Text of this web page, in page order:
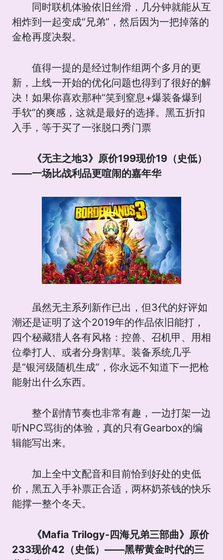
同时联机体验依旧丝滑，几分钟就能从互
相炸到一起变成“兄弟”，然后因为一把掉落的
金枪再度决裂。
值得一提的是经过制作组两个多月的更
新，上线一开始的优化问题也得到了很好的解
决！如果你喜欢那种“笑到窒息+爆装备爆到
手软”的爽感，这就是最好的选择。黑五折扣
入手，等于买了一张脱口秀门票
《无主之地3》原价199现价19（史低）
——一场比战利品更喧闹的嘉年华
虽然无主系列新作已出，但3代的好评如
潮还是证明了这个2019年的作品依旧能打，
四个秘藏猎人各有风格：控兽、召机甲、用相
位拳打人、或者分身割草。装备系统几乎
是“银河级随机生成”，你永远不知道下一把枪
能射出什么东西。
整个剧情节奏也非常有趣，一边打架一边
听NPC骂街的体验，真的只有Gearbox的编
辑能写出来。
加上全中文配音和目前恰到好处的史低
价，黑五入手补票正合适，两杯奶茶钱的快乐
能撑一整个冬天。
《Mafia Trilogy-四海兄弟三部曲》原价
233现价42（史低）——黑帮黄金时代的三